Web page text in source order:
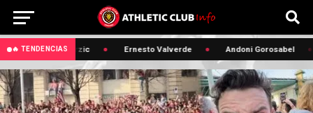
🔥 TENDENCIAS
🔥 Edin Terzic Ernesto Valverde Andoni Gorosabel